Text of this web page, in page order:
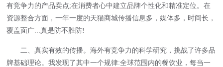
有竞争力的产品卖点;在消费者心中建立品牌个性化和精准定位。在
资源整合方面，一年一度的天猫商城传播信息多，媒体多，时间长，
覆盖面广...真是防不胜防!
二、真实有效的传播。海外有竞争力的科学研究，挑战了许多品
牌基础理论。我发现了其中一个规律:全球范围内的餐饮业，每当一